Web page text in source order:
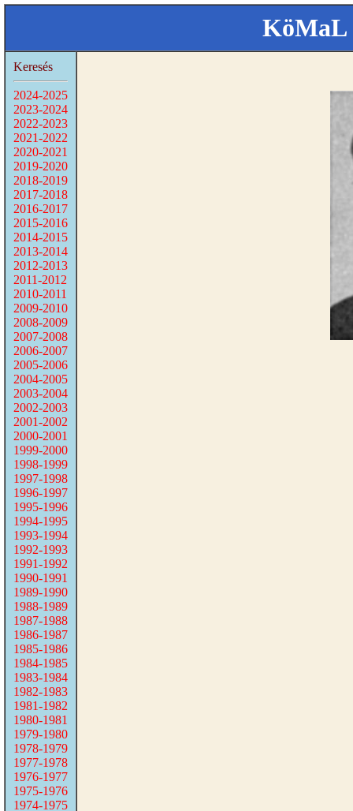
KöMaL
Keresés
2024-2025
2023-2024
2022-2023
2021-2022
2020-2021
2019-2020
2018-2019
2017-2018
2016-2017
2015-2016
2014-2015
2013-2014
2012-2013
2011-2012
2010-2011
2009-2010
2008-2009
2007-2008
2006-2007
2005-2006
2004-2005
2003-2004
2002-2003
2001-2002
2000-2001
1999-2000
1998-1999
1997-1998
1996-1997
1995-1996
1994-1995
1993-1994
1992-1993
1991-1992
1990-1991
1989-1990
1988-1989
1987-1988
1986-1987
1985-1986
1984-1985
1983-1984
1982-1983
1981-1982
1980-1981
1979-1980
1978-1979
1977-1978
1976-1977
1975-1976
1974-1975